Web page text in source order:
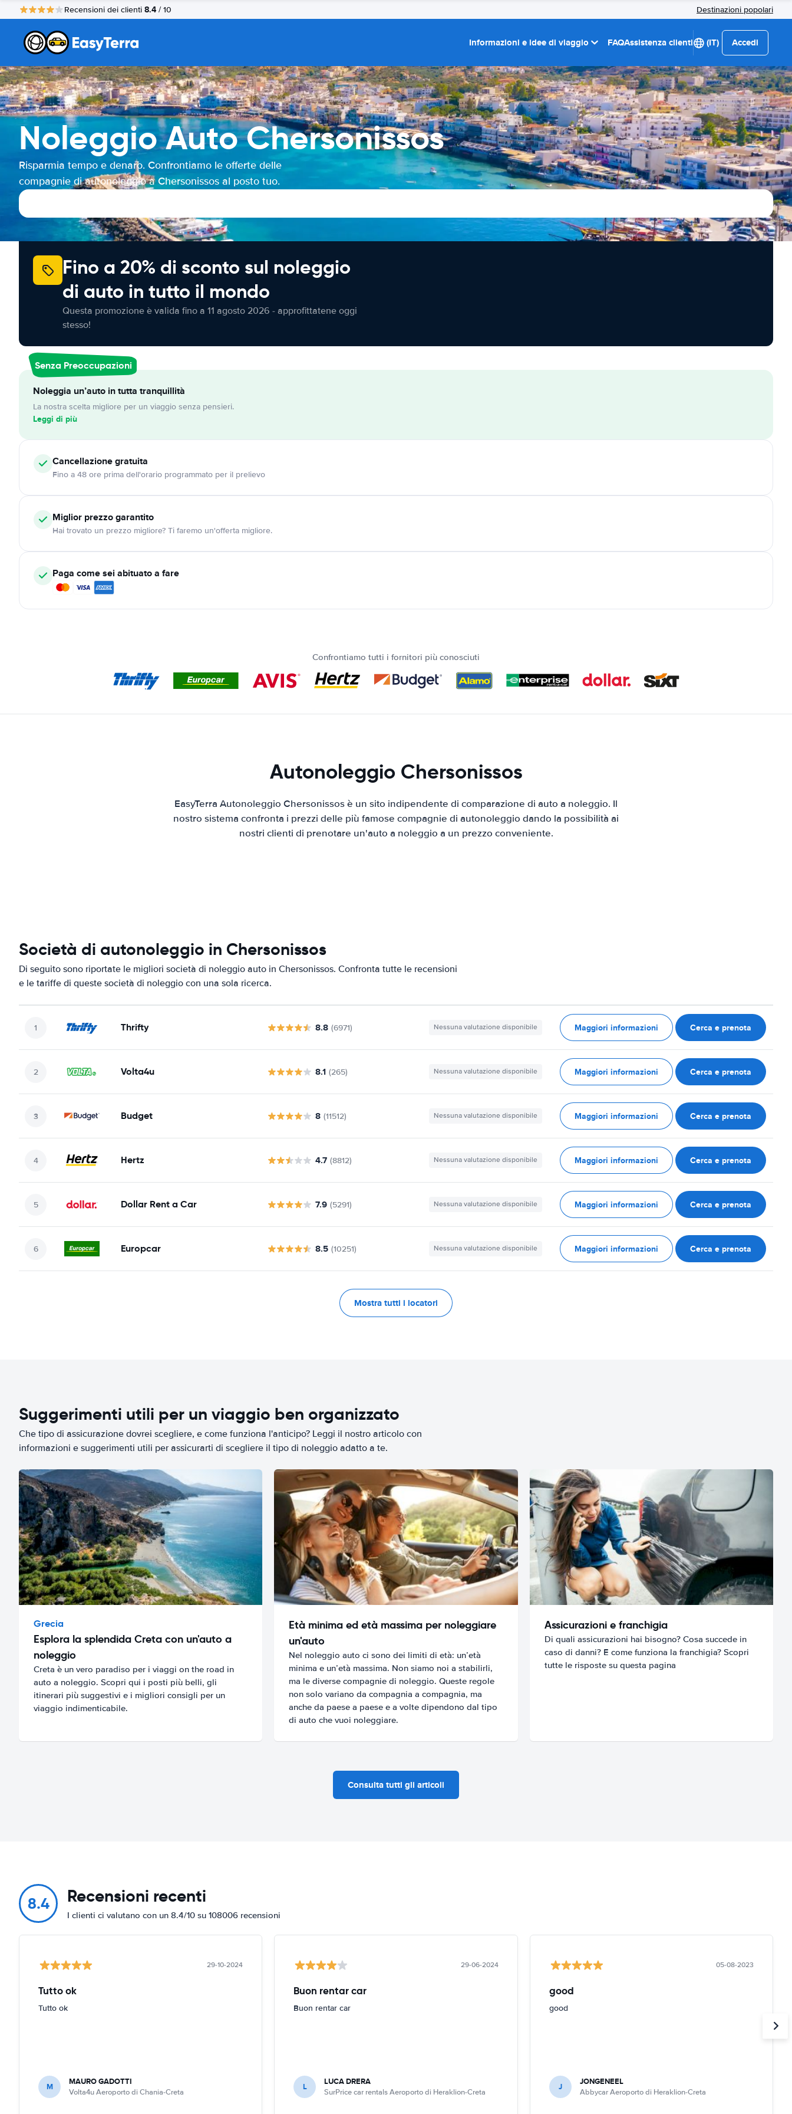
Recensioni dei clienti 8.4 / 10 Destinazioni popolari
Informazioni e idee di viaggio FAQAssistenza clienti (IT) Accedi
Noleggio Auto Chersonissos
Risparmia tempo e denaro. Confrontiamo le offerte delle
compagnie di autonoleggio a Chersonissos al posto tuo.
Fino a 20% di sconto sul noleggio
di auto in tutto il mondo
Questa promozione è valida fino a 11 agosto 2026 - approfittatene oggi
stesso!
Senza Preoccupazioni
Noleggia un’auto in tutta tranquillità
La nostra scelta migliore per un viaggio senza pensieri.
Leggi di più
Cancellazionegratuita
Fino a 48 ore prima dell'orario programmato per il prelievo
Miglior prezzo garantito
Hai trovato un prezzo migliore? Ti faremo un'offerta migliore.
Paga come sei abituato a fare
Confrontiamo tutti i fornitori più conosciuti
Autonoleggio Chersonissos
EasyTerra Autonoleggio Chersonissos è un sito indipendente di comparazione di auto a noleggio. Il
nostro sistema confronta i prezzi delle più famose compagnie di autonoleggio dando la possibilità ai
nostri clienti di prenotare un'auto a noleggio a un prezzo conveniente.
Società di autonoleggio in Chersonissos
Di seguito sono riportate le migliori società di noleggio auto in Chersonissos. Confronta tutte le recensioni
e le tariffe di queste società di noleggio con una sola ricerca.
Thrifty 8.8 (6971) Nessuna valutazione disponibile Maggiori informazioni Cerca e prenota
Volta4u 8.1 (265) Nessuna valutazione disponibile Maggiori informazioni Cerca e prenota
Budget 8 (11512) Nessuna valutazione disponibile Maggiori informazioni Cerca e prenota
Hertz 4.7 (8812) Nessuna valutazione disponibile Maggiori informazioni Cerca e prenota
Dollar Rent a Car 7.9 (5291) Nessuna valutazione disponibile Maggiori informazioni Cerca e prenota
Europcar 8.5 (10251) Nessuna valutazione disponibile Maggiori informazioni Cerca e prenota
Mostra tutti i locatori
Suggerimenti utili per un viaggio ben organizzato
Che tipo di assicurazione dovrei scegliere, e come funziona l'anticipo? Leggi il nostro articolo con
informazioni e suggerimenti utili per assicurarti di scegliere il tipo di noleggio adatto a te.
Grecia
Esplora la splendida Creta con un'auto a
noleggio
Creta è un vero paradiso per i viaggi on the road in
auto a noleggio. Scopri qui i posti più belli, gli
itinerari più suggestivi e i migliori consigli per un
viaggio indimenticabile.
Età minima ed età massima per noleggiare
un'auto
Nel noleggio auto ci sono dei limiti di età: un’età
minima e un’età massima. Non siamo noi a stabilirli,
ma le diverse compagnie di noleggio. Queste regole
non solo variano da compagnia a compagnia, ma
anche da paese a paese e a volte dipendono dal tipo
di auto che vuoi noleggiare.
Assicurazioni e franchigia
Di quali assicurazioni hai bisogno? Cosa succede in
caso di danni? E come funziona la franchigia? Scopri
tutte le risposte su questa pagina
Consulta tutti gli articoli
8.4 Recensioni recenti
I clienti ci valutano con un 8.4/10 su 108006 recensioni
29-10-2024
Tutto ok
Tutto ok
M MAURO GADOTTI
Volta4u Aeroporto di Chania-Creta
29-06-2024
Buon rentar car
Buon rentar car
L LUCA DRERA
SurPrice car rentals Aeroporto di Heraklion-Creta
05-08-2023
good
good
J JONGENEEL
Abbycar Aeroporto di Heraklion-Creta